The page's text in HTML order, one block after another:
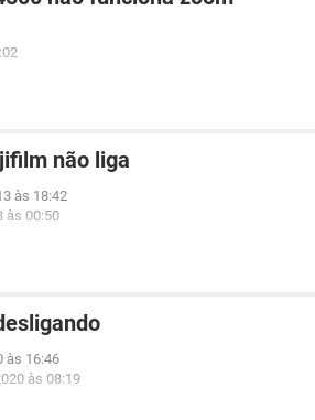
não liga
às 18:42
às 00:50
às 16:46
às 08:19